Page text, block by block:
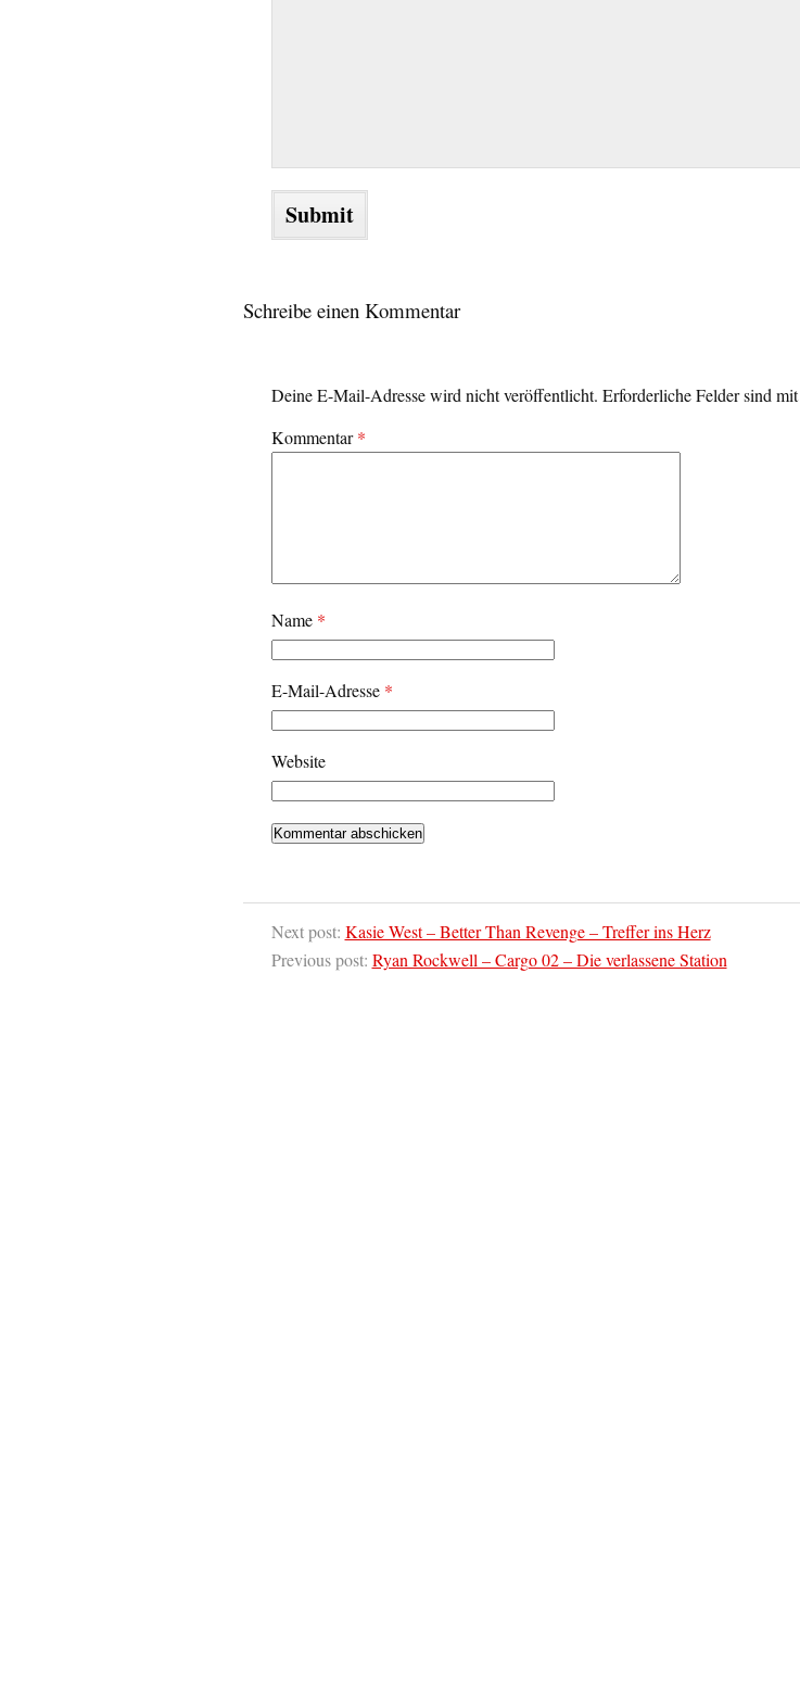
Schreibe einen Kommentar
Deine E-Mail-Adresse wird nicht veröffentlicht. Erforderliche Felder sind mit
Kommentar*
Name *
E-Mail-Adresse *
Website
Next post: Kasie West – Better Than Revenge – Treffer ins Herz
Previous post: Ryan Rockwell – Cargo 02 – Die verlassene Station